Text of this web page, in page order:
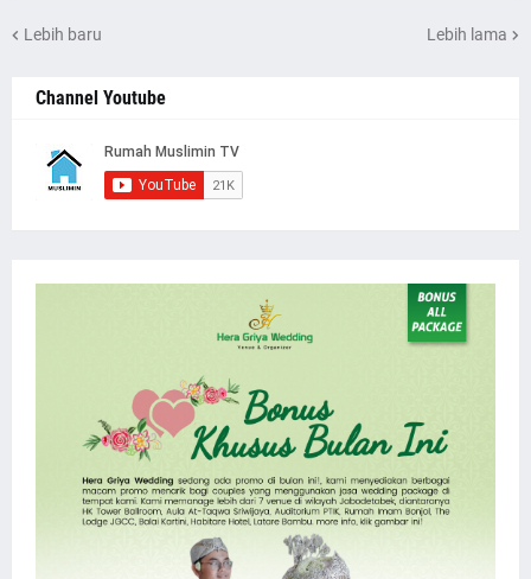
Lebih baru Lebih lama
Channel Youtube